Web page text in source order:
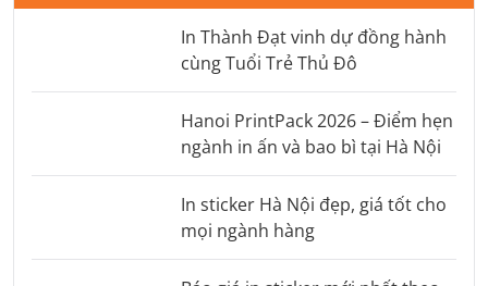
In Thành Đạt vinh dự đồng hành
cùng Tuổi Trẻ Thủ Đô
Hanoi PrintPack 2026 – Điểm hẹn
ngành in ấn và bao bì tại Hà Nội
In sticker Hà Nội đẹp, giá tốt cho
mọi ngành hàng